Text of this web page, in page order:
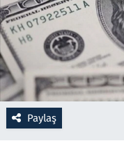
Paylaş
Ramazan
Resmi İlanlar
Rüya Tabirleri
Sağlık